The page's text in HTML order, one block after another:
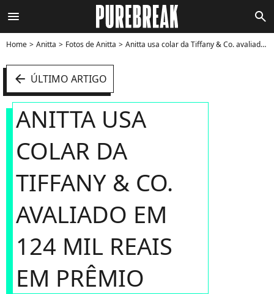
menu search
Home Anitta Fotos de Anitta Anitta usa colar da Tiffany & Co. avaliado em 124 mil reais em prêmio - Foto
arrow_left ÚLTIMO ARTIGO
ANITTA USA
COLAR DA
TIFFANY & CO.
AVALIADO EM
124 MIL REAIS
EM PRÊMIO